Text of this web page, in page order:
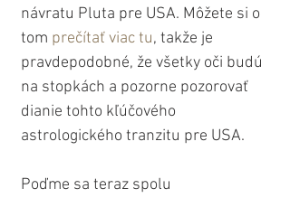
návratu Pluta pre USA. Môžete si o
tom prečítať viac tu, takže je
pravdepodobné, že všetky oči budú
na stopkách a pozorne pozorovať
dianie tohto kľúčového
astrologického tranzitu pre USA.
Poďme sa teraz spolu